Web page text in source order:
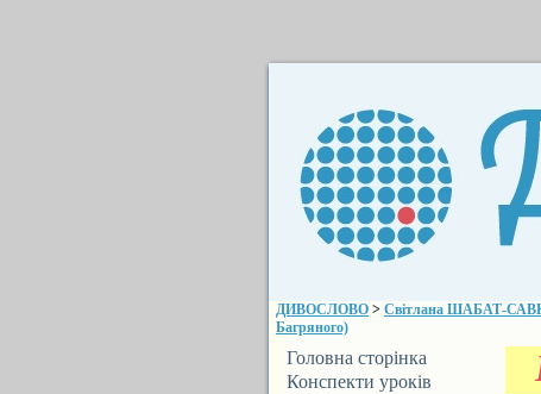
ДИВОСЛОВО > Світлана ШАБАТ-САВКА.
Багряного)
Головна сторінка
Конспекти уроків